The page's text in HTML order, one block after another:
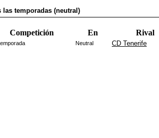
las temporadas (neutral)
Competición En Rival
Neutral CD Tenerife